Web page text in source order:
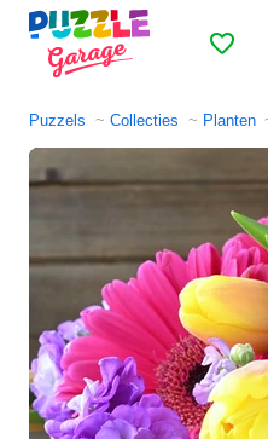
Puzzels Collecties Planten